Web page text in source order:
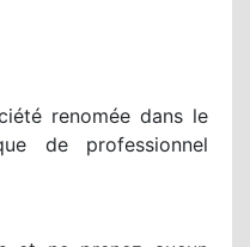
renomée dans le
de professionnel